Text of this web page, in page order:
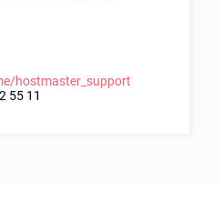
hostmaster_support
55 11